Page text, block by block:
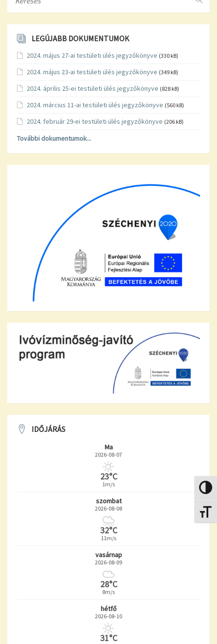
LEGÚJABB DOKUMENTUMOK
2024. május 27-ai testületi ülés jegyzőkönyve (330 kB)
2024. május 23-ai testületi ülés jegyzőkönyve (349 kB)
2024. április 25-ei testületi ülés jegyzőkönyve (828 kB)
2024. március 11-ai testületi ülés jegyzőkönyve (560 kB)
2024. február 29-ei testületi ülés jegyzőkönyve (206 kB)
További dokumentumok...
IDŐJÁRÁS
Ma
2026-08-07
23°C
1m/s
szombat
2026-08-08
32°C
11m/s
vasárnap
2026-08-09
28°C
8m/s
hétfő
2026-08-10
31°C